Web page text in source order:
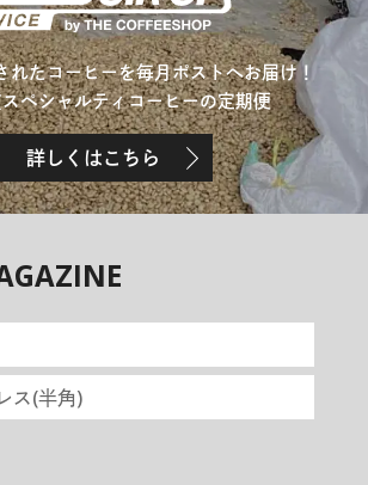
れたコーヒーを毎月ポストへお届け！
ペシャルティコーヒーの定期便
詳しくはこちら